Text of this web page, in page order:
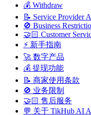
💰 Withdraw
📝 Service Provider
🚫 Business
🤝🏻 Customer
⚡ 新手指南
🚀 数字产品
💰 提现功能
📝 商家使用条款
🚫 业务限制
🤝🏻 售后服务
💬 关于 TikHub AI